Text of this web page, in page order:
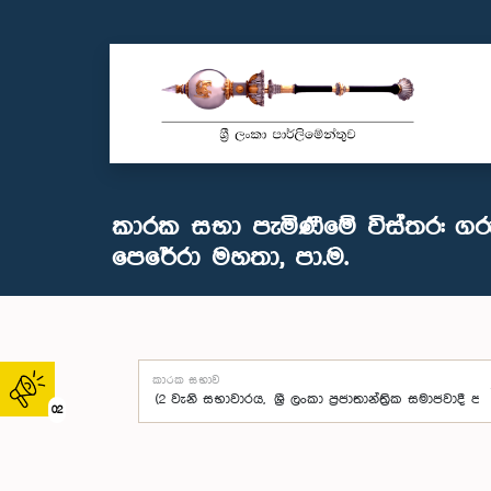
02
කාරක සභා පැමිණීමේ විස්තර:
පෙරේරා මහතා, පා.ම.
කාරක සභාව